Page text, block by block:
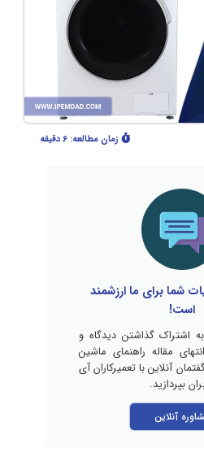
زمان مطالعه: 6 دقیقه
شما برای ما ارزشمند
است!
اشتراک گذاشتن دیدگاه و
مقاله راهنمای ماشین
آنلاین با تعمیرکاران آی
بپردازید.
آنلاین